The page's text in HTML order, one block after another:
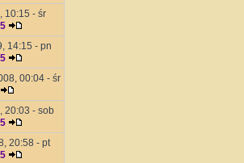
10:15 - śr
14:15 - pn
00:04 - śr
20:03 - sob
20:58 - pt